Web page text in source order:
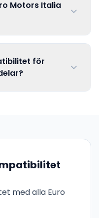
Motors Italia
för
med alla Euro